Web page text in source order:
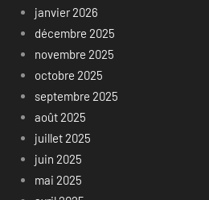
janvier 2026
décembre 2025
novembre 2025
octobre 2025
septembre 2025
août 2025
juillet 2025
juin 2025
mai 2025